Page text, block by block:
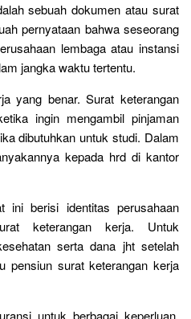
sebuah dokumen atau surat
pernyataan bahwa seseorang
lembaga atau instansi
jangka waktu tertentu.
yang benar. Surat keterangan
ingin mengambil pinjaman
dibutuhkan untuk studi. Dalam
kepada hrd di kantor
ini berisi identitas perusahaan
keterangan kerja. Untuk
serta dana jht setelah
pensiun surat keterangan kerja
untuk berbagai keperluan.